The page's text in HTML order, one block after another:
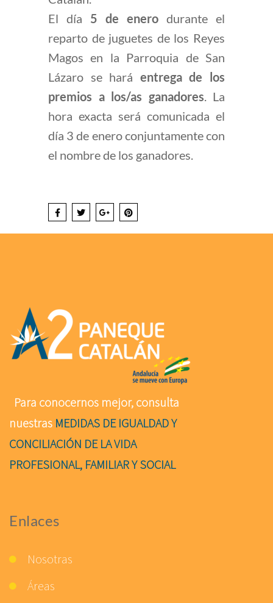
El día 5 de enero durante el
reparto de juguetes de los Reyes
Magos en la Parroquia de San
Lázaro se hará entrega de los
premios a los/as ganadores . La
hora exacta será comunicada el
día 3 de enero conjuntamente con
el nombre de los ganadores.
Para conocernos mejor, consulta
nuestras MEDIDAS DE IGUALDAD Y
CONCILIACIÓN DE LA VIDA
PROFESIONAL, FAMILIAR Y SOCIAL
Enlaces
Nosotras
Áreas